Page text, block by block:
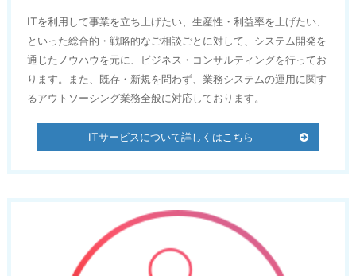
ITを利用して事業を立ち上げたい、生産性・利益率を上げたい、
といった総合的・戦略的なご相談ごとに対して、システム開発を
通じたノウハウを元に、ビジネス・コンサルティングを行ってお
ります。また、既存・新規を問わず、業務システムの運用に関す
るアウトソーシング業務全般に対応しております。
ITサービスについて詳しくはこちら